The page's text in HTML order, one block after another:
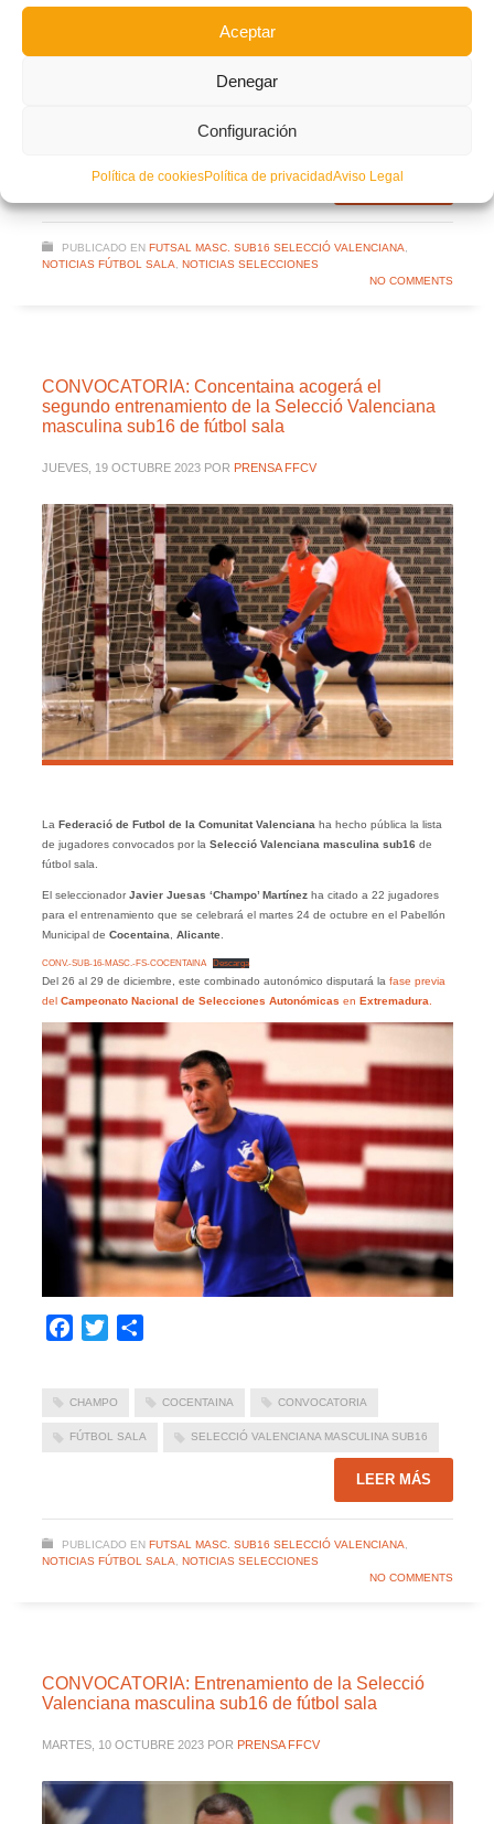
Aceptar
Denegar
Configuración
Política de cookiesPolítica de privacidadAviso Legal
SELECCIÓ VALENCIANA MASCULINA SUB16
LEER MÁS
PUBLICADO EN FUTSAL MASC. SUB16 SELECCIÓ VALENCIANA
NOTICIAS FÚTBOL SALA
NOTICIAS SELECCIONES
NO COMMENTS
CONVOCATORIA: Concentaina acogerá el
segundo entrenamiento de la Selecció Valenciana
masculina sub16 de fútbol sala
JUEVES, 19 OCTUBRE 2023 POR PRENSA FFCV
La Federació de Futbol de la Comunitat Valenciana ha hecho pública la lista
de jugadores convocados por la Selecció Valenciana masculina sub16 de
fútbol sala.
El seleccionadorJavier Juesas ‘Champo’ Martínezha citado a 22 jugadores
para el entrenamiento que se celebrará el martes 24 de octubre en el Pabellón
Municipal de Cocentaina Alicante.
CONV.-SUB-16-MASC.-FS-COCENTAINA Descarga
Del 26 al 29 de diciembre, este combinado autonómico disputará la fase previa
del Campeonato Nacional de Selecciones Autonómicas en Extremadura
Facebook
Twitter
CHAMPO COCENTAINA CONVOCATORIA
FÚTBOL SALA SELECCIÓ VALENCIANA MASCULINA SUB16
LEER MÁS
PUBLICADO EN FUTSAL MASC. SUB16 SELECCIÓ VALENCIANA
NOTICIAS FÚTBOL SALA
NOTICIAS SELECCIONES
NO COMMENTS
CONVOCATORIA: Entrenamiento de la Selecció
Valenciana masculina sub16 de fútbol sala
MARTES, 10 OCTUBRE 2023 POR PRENSA FFCV